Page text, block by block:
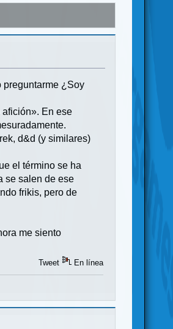
preguntarme ¿Soy
En ese
d&d (y similares)
el término se ha
se salen de ese
frikis, pero de
me siento
Tweet En línea